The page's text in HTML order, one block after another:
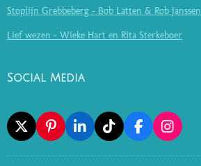
Stoplijn Grebbeberg - Bob Latten & Rob Janssen
Lief wezen - Wieke Hart en Rita Sterkeboer
Social Media
X
P
I
N
L
I
N
T
I
K
F
A
C
I
N
S